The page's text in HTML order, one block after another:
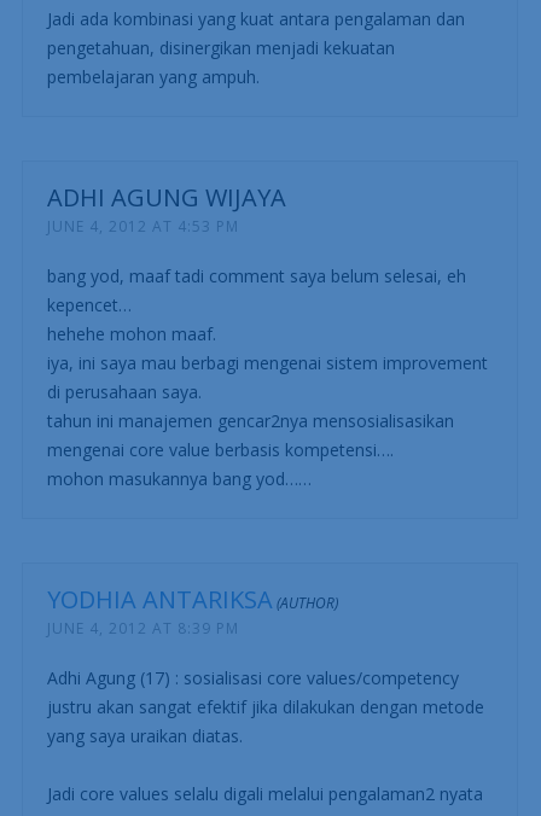
Jadi ada kombinasi yang kuat antara pengalaman dan
pengetahuan, disinergikan menjadi kekuatan
pembelajaran yang ampuh.
ADHI AGUNG WIJAYA
JUNE 4, 2012 AT 4:53 PM
bang yod, maaf tadi comment saya belum selesai, eh
kepencet…
hehehe mohon maaf.
iya, ini saya mau berbagi mengenai sistem improvement
di perusahaan saya.
tahun ini manajemen gencar2nya mensosialisasikan
mengenai core value berbasis kompetensi….
mohon masukannya bang yod……
YODHIA ANTARIKSA
JUNE 4, 2012 AT 8:39 PM
Adhi Agung (17) : sosialisasi core values/competency
justru akan sangat efektif jika dilakukan dengan metode
yang saya uraikan diatas.
Jadi core values selalu digali melalui pengalaman2 nyata